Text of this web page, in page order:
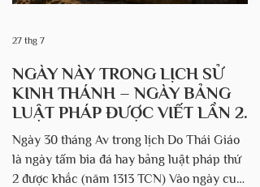
NGÀY NÀY TRONG LỊCH SỬ
KINH THÁNH – NGÀY BẢNG
LUẬT PHÁP ĐƯỢC VIẾT LẦN 2.
Ngày 30 tháng Av trong lịch Do Thái Giáo
là ngày tấm bia đá hay bảng luật pháp thứ
2 được khắc (năm 1313 TCN) Vào ngày cuối
27 thg 7